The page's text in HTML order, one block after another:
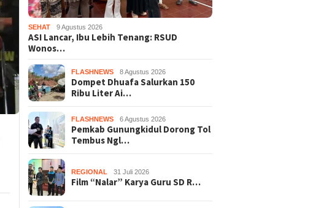
SEHAT 9 Agustus 2026
ASI Lancar, Ibu Lebih Tenang: RSUD
Wonos…
FLASHNEWS 8 Agustus 2026
Dompet Dhuafa Salurkan 150
Ribu Liter Ai…
FLASHNEWS 6 Agustus 2026
Pemkab Gunungkidul Dorong Tol
Tembus Ngl…
REGIONAL 31 Juli 2026
Film “Nalar” Karya Guru SD R…